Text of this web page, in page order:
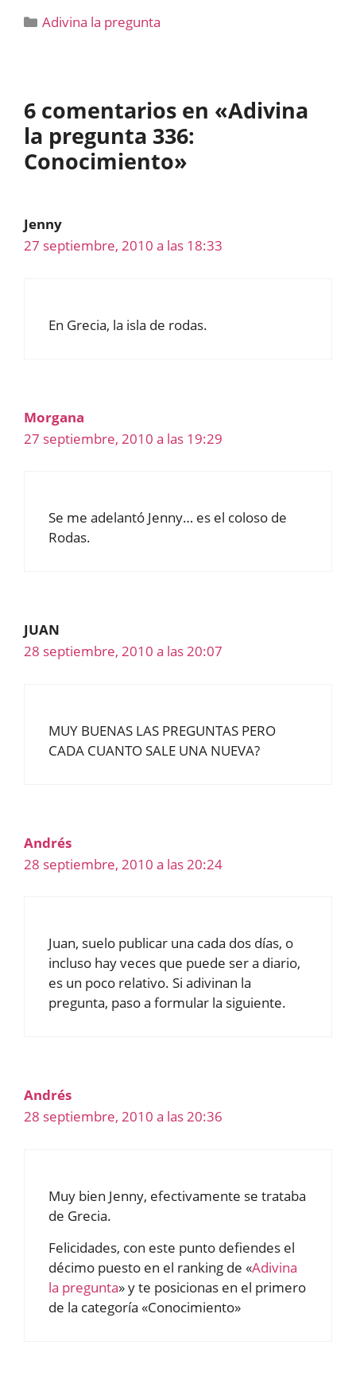
Categorías
Adivina la pregunta
6 comentarios en «Adivina
la pregunta 336:
Conocimiento»
Jenny
27 septiembre, 2010 a las 18:33
En Grecia, la isla de rodas.
Morgana
27 septiembre, 2010 a las 19:29
Se me adelantó Jenny… es el coloso de
Rodas.
JUAN
28 septiembre, 2010 a las 20:07
MUY BUENAS LAS PREGUNTAS PERO
CADA CUANTO SALE UNA NUEVA?
Andrés
28 septiembre, 2010 a las 20:24
Juan, suelo publicar una cada dos días, o
incluso hay veces que puede ser a diario,
es un poco relativo. Si adivinan la
pregunta, paso a formular la siguiente.
Andrés
28 septiembre, 2010 a las 20:36
Muy bien Jenny, efectivamente se trataba
de Grecia.
Felicidades, con este punto defiendes el
décimo puesto en el ranking de «Adivina
la pregunta» y te posicionas en el primero
de la categoría «Conocimiento»